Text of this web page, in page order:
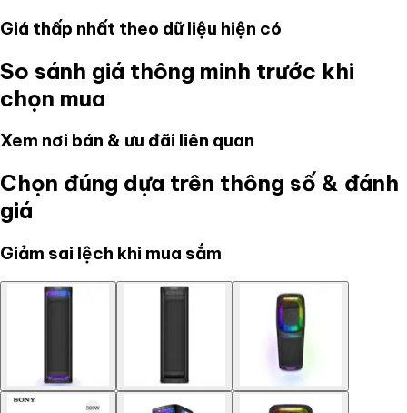
Giá thấp nhất theo dữ liệu hiện có
So sánh giá thông minh trước khi
chọn mua
Xem nơi bán & ưu đãi liên quan
Chọn đúng dựa trên thông số & đánh
giá
Giảm sai lệch khi mua sắm